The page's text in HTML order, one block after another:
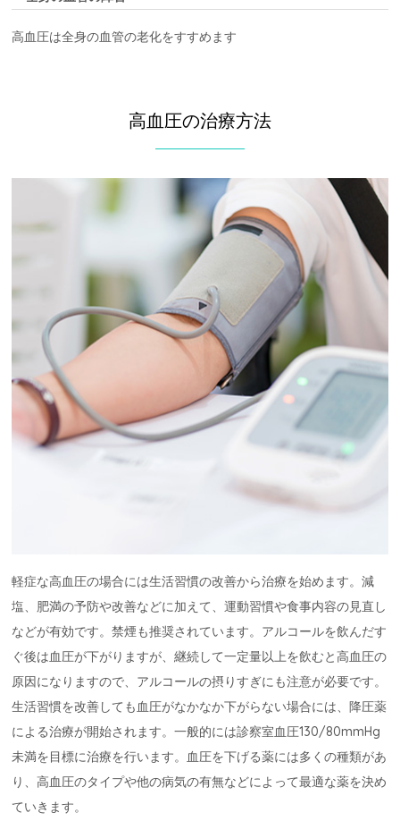
高血圧は全身の血管の老化をすすめます
高血圧の治療方法
軽症な高血圧の場合には生活習慣の改善から治療を始めます。減
塩、肥満の予防や改善などに加えて、運動習慣や食事内容の見直し
などが有効です。禁煙も推奨されています。アルコールを飲んだす
ぐ後は血圧が下がりますが、継続して一定量以上を飲むと高血圧の
原因になりますので、アルコールの摂りすぎにも注意が必要です。
生活習慣を改善しても血圧がなかなか下がらない場合には、降圧薬
による治療が開始されます。一般的には診察室血圧130/80mmHg
未満を目標に治療を行います。血圧を下げる薬には多くの種類があ
り、高血圧のタイプや他の病気の有無などによって最適な薬を決め
ていきます。